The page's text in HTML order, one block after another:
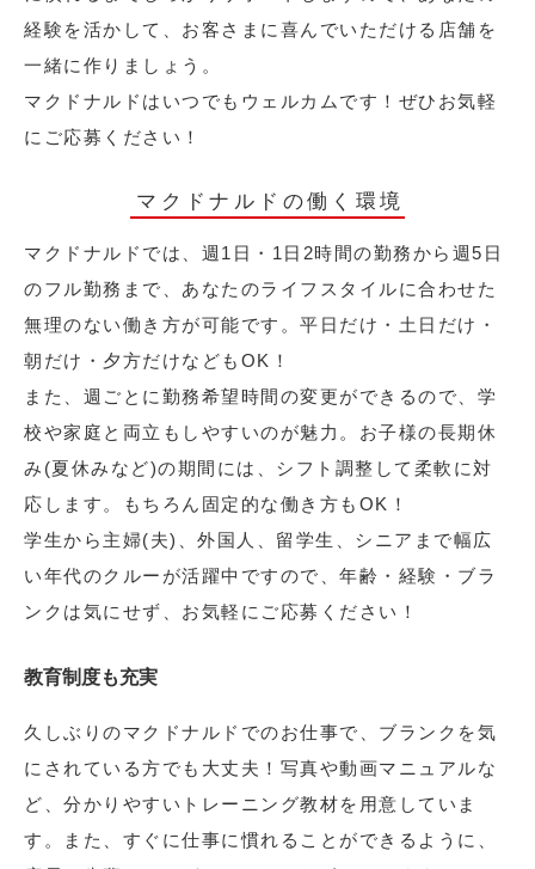
経験を活かして、お客さまに喜んでいただける店舗を
一緒に作りましょう。
マクドナルドはいつでもウェルカムです！ぜひお気軽
にご応募ください！
マクドナルドの働く環境
マクドナルドでは、週1日・1日2時間の勤務から週5日
のフル勤務まで、あなたのライフスタイルに合わせた
無理のない働き方が可能です。平日だけ・土日だけ・
朝だけ・夕方だけなどもOK！
また、週ごとに勤務希望時間の変更ができるので、学
校や家庭と両立もしやすいのが魅力。お子様の長期休
み(夏休みなど)の期間には、シフト調整して柔軟に対
応します。もちろん固定的な働き方もOK！
学生から主婦(夫)、外国人、留学生、シニアまで幅広
い年代のクルーが活躍中ですので、年齢・経験・ブラ
ンクは気にせず、お気軽にご応募ください！
教育制度も充実
久しぶりのマクドナルドでのお仕事で、ブランクを気
にされている方でも大丈夫！写真や動画マニュアルな
ど、分かりやすいトレーニング教材を用意していま
す。また、すぐに仕事に慣れることができるように、